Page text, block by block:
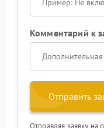
Комментарий к
Отправить
Отправляя заявку на